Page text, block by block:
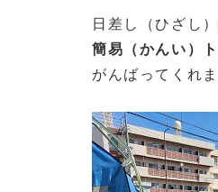
日差し（ひざし）
簡易（かんい）
がんばってくれ